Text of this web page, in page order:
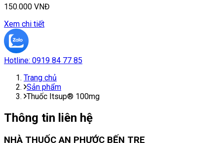
150.000 VNĐ
Xem chi tiết
Hotline: 0919 84 77 85
Trang chủ
Sản phẩm
Thuốc Itsup® 100mg
Thông tin liên hệ
NHÀ THUỐC AN PHƯỚC BẾN TRE